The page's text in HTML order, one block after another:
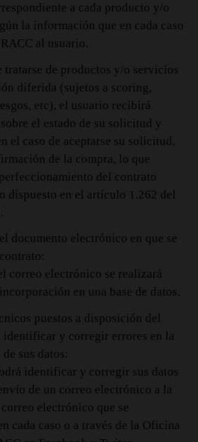
a cada producto y/o
la información que en cada caso
al usuario.
tratarse de productos y/o servicios
diferida (sujetos a scoring,
etc), el usuario recibirá
el estado de su solicitud y
el caso de aceptarse su solicitud,
de la compra, lo que
del contrato
dispuesto en el artículo 1.262 del
documento electrónico en que se
correo electrónico se realizará
en una base de datos.
puestos a disposición del
identificar y corregir errores en la
sus datos:
identificar y corregir sus datos
de un correo electrónico a la
electrónico que se
cada caso o a través de la Oficina